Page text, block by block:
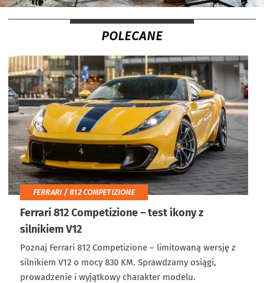
POLECANE
FERRARI / 812 COMPETIZIONE
Ferrari 812 Competizione – test ikony z
silnikiem V12
Poznaj Ferrari 812 Competizione – limitowaną wersję z
silnikiem V12 o mocy 830 KM. Sprawdzamy osiągi,
prowadzenie i wyjątkowy charakter modelu.